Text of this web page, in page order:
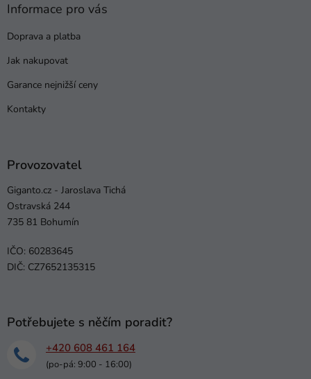
Informace pro vás
Doprava a platba
Jak nakupovat
Garance nejnižší ceny
Kontakty
Provozovatel
Giganto.cz - Jaroslava Tichá
Ostravská 244
735 81 Bohumín
IČO: 60283645
DIČ: CZ7652135315
Potřebujete s něčím poradit?
+420 608 461 164
(po-pá: 9:00 - 16:00)